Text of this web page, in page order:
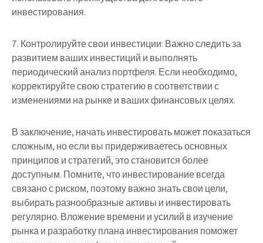
инвестирования.
7. Контролируйте свои инвестиции: Важно следить за
развитием ваших инвестиций и выполнять
периодический анализ портфеля. Если необходимо,
корректируйте свою стратегию в соответствии с
изменениями на рынке и ваших финансовых целях.
В заключение, начать инвестировать может показаться
сложным, но если вы придерживаетесь основных
принципов и стратегий, это становится более
доступным. Помните, что инвестирование всегда
связано с риском, поэтому важно знать свои цели,
выбирать разнообразные активы и инвестировать
регулярно. Вложение времени и усилий в изучение
рынка и разработку плана инвестирования поможет